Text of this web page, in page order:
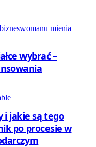
wybrać –
i jakie są tego
po procesie w